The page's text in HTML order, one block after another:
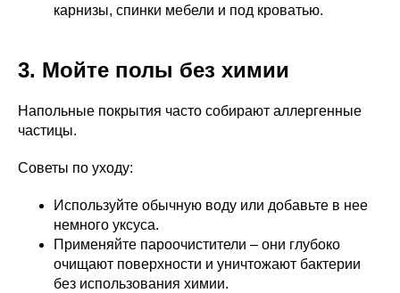
карнизы, спинки мебели и под кроватью.
3. Мойте полы без химии
Напольные покрытия часто собирают аллергенные
частицы.
Советы по уходу:
Используйте обычную воду или добавьте в нее
немного уксуса.
Применяйте пароочистители – они глубоко
очищают поверхности и уничтожают бактерии
без использования химии.